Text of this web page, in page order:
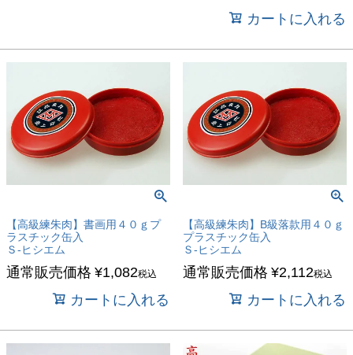
カートに入れる
【高級練朱肉】書画用４０ｇプ
ラスチック缶入
Ｓ-ヒシエム
通常販売価格 ¥1,082税込
カートに入れる
【高級練朱肉】B級落款用４０ｇ
プラスチック缶入
Ｓ-ヒシエム
通常販売価格 ¥2,112税込
カートに入れる